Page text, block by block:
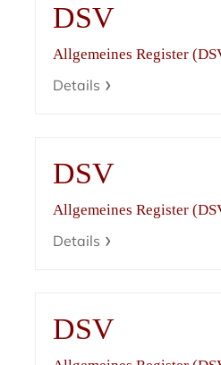
DSV
Allgemeines Register
Details
DSV
Allgemeines Register
Details
DSV